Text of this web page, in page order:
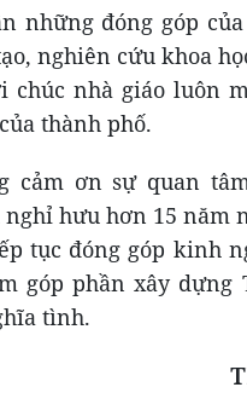
những đóng góp của
nghiên cứu khoa
chúc nhà giáo luôn
thành phố.
cảm ơn sự quan
hưu hơn 15 năm
tục đóng góp kinh
góp phần xây dựng
tình.